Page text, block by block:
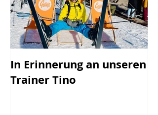
In Erinnerung an unseren
Trainer Tino